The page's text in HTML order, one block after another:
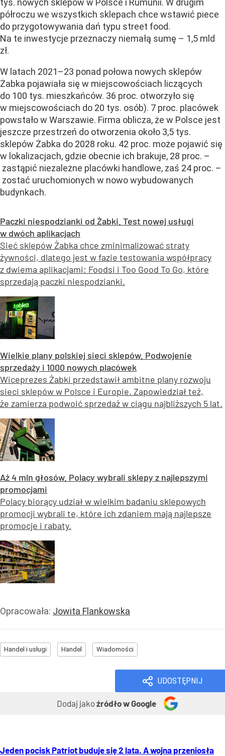
tys. nowych sklepów w Polsce i Rumunii. W drugim
półroczu we wszystkich sklepach chce wstawić piece
do przygotowywania dań typu street food.
Na te inwestycje przeznaczy niemałą sumę – 1,5 mld
zł.
W latach 2021–23 ponad połowa nowych sklepów
Żabka pojawiała się w miejscowościach liczących
do 100 tys. mieszkańców. 36 proc. otworzyło się
w miejscowościach do 20 tys. osób). 7 proc. placówek
powstało w Warszawie. Firma oblicza, że w Polsce jest
jeszcze przestrzeń do otworzenia około 3,5 tys.
sklepów Żabka do 2028 roku. 42 proc. może pojawić się
w lokalizacjach, gdzie obecnie ich brakuje, 28 proc. –
zastąpić niezależne placówki handlowe, zaś 24 proc. –
zostać uruchomionych w nowo wybudowanych
budynkach.
Paczki niespodzianki od Żabki. Test nowej usługi
w dwóch aplikacjach
Sieć sklepów Żabka chce zminimalizować straty
żywności, dlatego jest w fazie testowania współpracy
z dwiema aplikacjami: Foodsi i Too Good To Go, które
sprzedają paczki niespodzianki.
Wielkie plany polskiej sieci sklepów. Podwojenie
sprzedaży i 1000 nowych placówek
Wiceprezes Żabki przedstawił ambitne plany rozwoju
sieci sklepów w Polsce i Europie. Zapowiedział też,
że zamierza podwoić sprzedaż w ciągu najbliższych 5 lat.
Aż 4 mln głosów. Polacy wybrali sklepy z najlepszymi
promocjami
Polacy biorący udział w wielkim badaniu sklepowych
promocji wybrali te, które ich zdaniem mają najlepsze
promocje i rabaty.
Opracowała: Jowita Flankowska
Handel i usługi Handel Wiadomości
UDOSTĘPNIJ
Dodaj jakoźródło w Google
Jeden pocisk Patriot buduje się 2 lata. A wojna przeniosła